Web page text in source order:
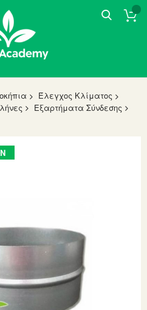
Έλεγχος Κλίματος
Εξαρτήματα Σύνδεσης